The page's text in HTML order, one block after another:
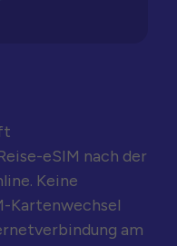
eSIM nach der
Keine
Kartenwechsel
am